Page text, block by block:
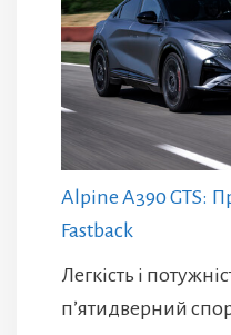
Alpine A390 GTS:
Fastback
Легкість і
п’ятидверний